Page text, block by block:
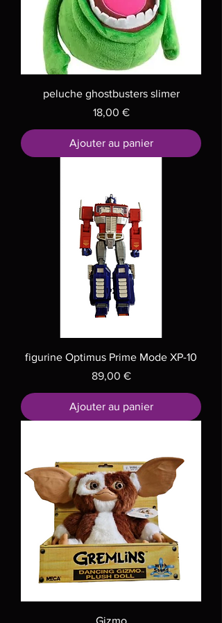
peluche ghostbusters slimer
Prix
18,00 €
Ajouter au panier
figurine Optimus Prime Mode XP-10
Prix
89,00 €
Ajouter au panier